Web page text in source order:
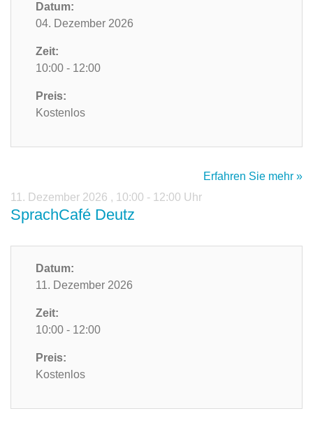
Datum:
04. Dezember 2026
Zeit:
10:00 - 12:00
Preis:
Kostenlos
Erfahren Sie mehr »
11. Dezember 2026 , 10:00 - 12:00 Uhr
SprachCafé Deutz
Datum:
11. Dezember 2026
Zeit:
10:00 - 12:00
Preis:
Kostenlos